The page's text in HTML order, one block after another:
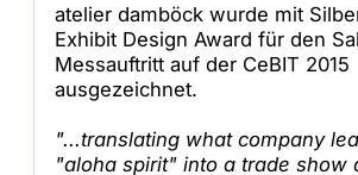
atelier damböck wurde mit
Exhibit Design Award für den
Messauftritt auf der CeBIT 2015
ausgezeichnet.
"...translating what company
"aloha spirit" into a trade show